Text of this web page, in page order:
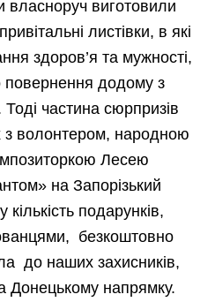
власноруч виготовили
листівки, в які
здоров’я та мужності,
додому з
частина сюрпризів
з волонтером, народною
Лесею
на Запорізький
подарунків,
безкоштовно
до наших захисників,
Донецькому напрямку.